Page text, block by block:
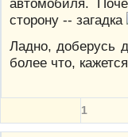
автомобиля.
сторону -- загадка
Ладно, доберусь
более что,
1